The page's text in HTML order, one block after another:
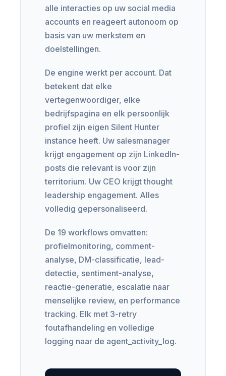
alle interacties op uw social media
accounts en reageert autonoom op
basis van uw merkstem en
doelstellingen.
De engine werkt per account. Dat
betekent dat elke
vertegenwoordiger, elke
bedrijfspagina en elk persoonlijk
profiel zijn eigen Silent Hunter
instance heeft. Uw salesmanager
krijgt engagement op zijn LinkedIn-
posts die relevant is voor zijn
territorium. Uw CEO krijgt thought
leadership engagement. Alles
volledig gepersonaliseerd.
De 19 workflows omvatten:
profielmonitoring, comment-
analyse, DM-classificatie, lead-
detectie, sentiment-analyse,
reactie-generatie, escalatie naar
menselijke review, en performance
tracking. Elk met 3-retry
foutafhandeling en volledige
logging naar de agent_activity_log.